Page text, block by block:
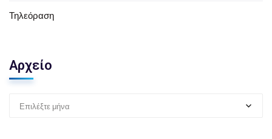
Τηλεόραση
Αρχείο
Επιλέξτε μήνα